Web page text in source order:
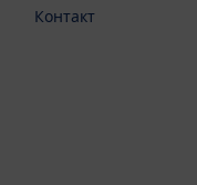
Контакт